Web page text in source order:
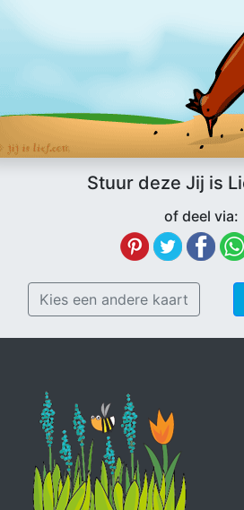
Stuur deze Jij is
of deel via:
Kies een andere kaart